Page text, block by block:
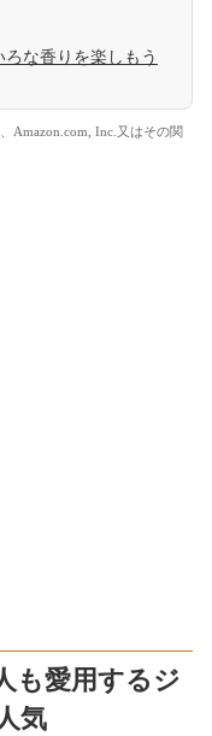
な香りを楽しもう
Amazon.com, Inc.又はその関
も愛用するジ
気